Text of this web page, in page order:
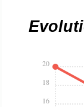
16
18
20